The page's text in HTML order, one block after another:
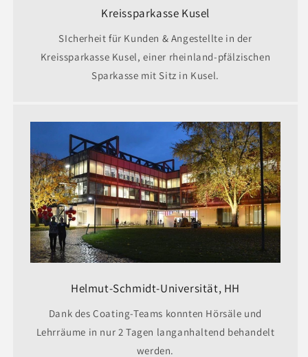
Kreissparkasse Kusel
SIcherheit für Kunden & Angestellte in der
Kreissparkasse Kusel, einer rheinland-pfälzischen
Sparkasse mit Sitz in Kusel.
Helmut-Schmidt-Universität, HH
Dank des Coating-Teams konnten Hörsäle und
Lehrräume in nur 2 Tagen langanhaltend behandelt
werden.